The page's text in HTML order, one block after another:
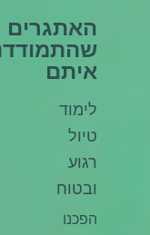
האתגרים
שהתמודדנו
איתם
לימוד
טיול
רגוע
ובטוח
הפכנו